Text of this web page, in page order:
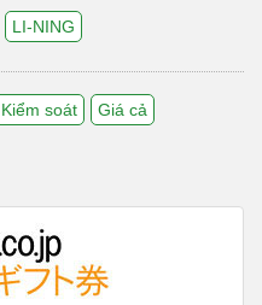
LI-NING
Kiểm soát Giá cả